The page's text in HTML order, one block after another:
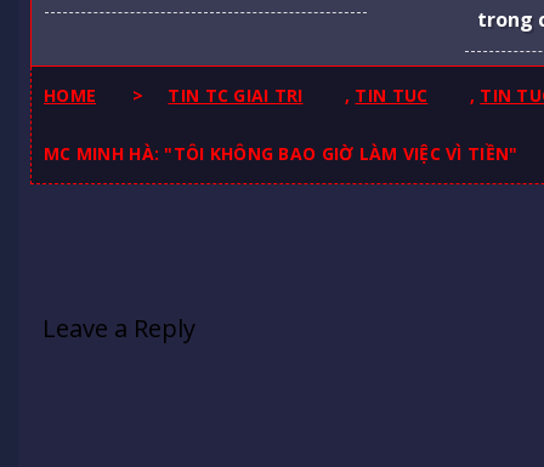
trong
HOME > TIN TC GIAI TRI , TIN TUC , TIN
MC MINH HÀ: "TÔI KHÔNG BAO GIỜ LÀM VIỆC VÌ TIỀN"
Leave a Reply